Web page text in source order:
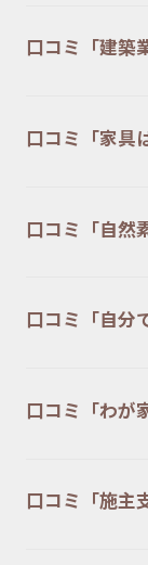
口コミ「建築
口コミ「家具
口コミ「自然
口コミ「自分
口コミ「わが
口コミ「施主